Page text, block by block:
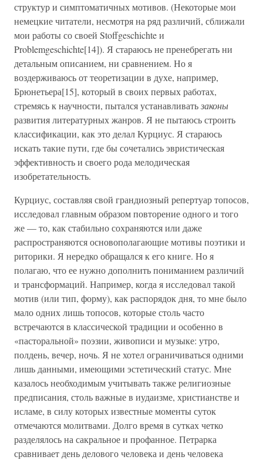
структур и симптоматичных мотивов. (Некоторые мои
немецкие читатели, несмотря на ряд различий, сближали
мои работы со своей Stoffgeschichte и
Problemgeschichte[14]). Я стараюсь не пренебрегать ни
детальным описанием, ни сравнением. Но я
воздерживаюсь от теоретизации в духе, например,
Брюнетьера[15], который в своих первых работах,
стремясь к научности, пытался устанавливатьзаконы
развития литературных жанров. Я не пытаюсь строить
классификации, как это делал Курциус. Я стараюсь
искать такие пути, где бы сочетались эвристическая
эффективность и своего рода мелодическая
изобретательность.
Курциус, составляя свой грандиозный репертуар топосов,
исследовал главным образом повторение одного и того
же — то, как стабильно сохраняются или даже
распространяются основополагающие мотивы поэтики и
риторики. Я нередко обращался к его книге. Но я
полагаю, что ее нужно дополнить пониманием различий
и трансформаций. Например, когда я исследовал такой
мотив (или тип, форму), как распорядок дня, то мне было
мало одних лишь топосов, которые столь часто
встречаются в классической традиции и особенно в
«пасторальной» поэзии, живописи и музыке: утро,
полдень, вечер, ночь. Я не хотел ограничиваться одними
лишь данными, имеющими эстетический статус. Мне
казалось необходимым учитывать также религиозные
предписания, столь важные в иудаизме, христианстве и
исламе, в силу которых известные моменты суток
отмечаются молитвами. Долго время в сутках четко
разделялось на сакральное и профанное. Петрарка
сравнивает день делового человека и день человека